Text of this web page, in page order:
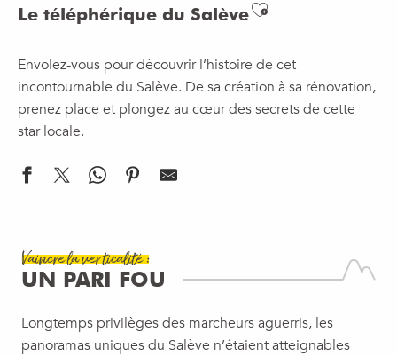
Le téléphérique du SalèveAjouter aux
Envolez-vous pour découvrir l’histoire de cet
incontournable du Salève. De sa création à sa rénovation,
prenez place et plongez au cœur des secrets de cette
star locale.
Vaincre la verticalité :
UN PARI FOU
Longtemps privilèges des marcheurs aguerris, les
panoramas uniques du Salève n’étaient atteignables